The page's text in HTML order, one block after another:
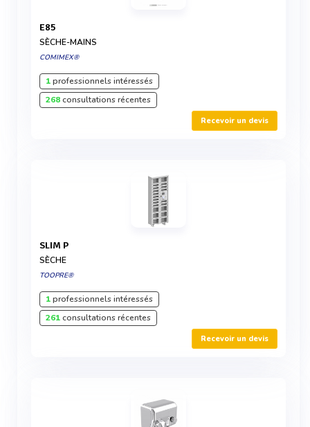
E85
SÈCHE-MAINS
COMIMEX®
1professionnels intéressés
268consultations récentes
Recevoir un devis
SLIM P
SÈCHE
TOOPRE®
1professionnels intéressés
261consultations récentes
Recevoir un devis